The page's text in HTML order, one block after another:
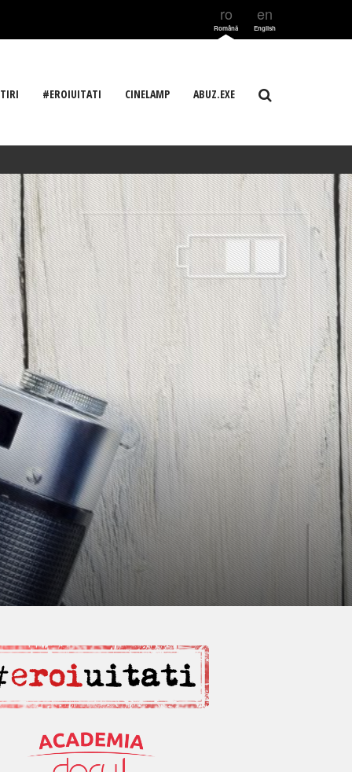
ro
Română
en
English
#EROIUITATI CINELAMP ABUZ.EXE